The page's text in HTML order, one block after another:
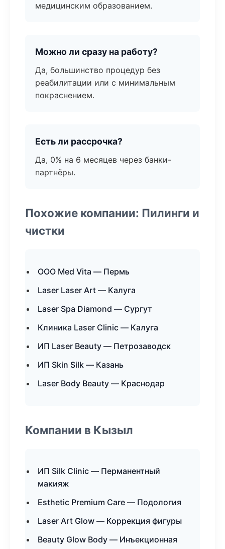
медицинским образованием.
Можно ли сразу на работу?
Да, большинство процедур без
реабилитации или с минимальным
покраснением.
Есть ли рассрочка?
Да, 0% на 6 месяцев через банки-
партнёры.
Похожие компании: Пилинги и
чистки
ООО Med Vita — Пермь
Laser Laser Art — Калуга
Laser Spa Diamond — Сургут
Клиника Laser Clinic — Калуга
ИП Laser Beauty — Петрозаводск
ИП Skin Silk — Казань
Laser Body Beauty — Краснодар
Компании в Кызыл
ИП Silk Clinic — Перманентный
макияж
Esthetic Premium Care — Подология
Laser Art Glow — Коррекция фигуры
Beauty Glow Body — Инъекционная